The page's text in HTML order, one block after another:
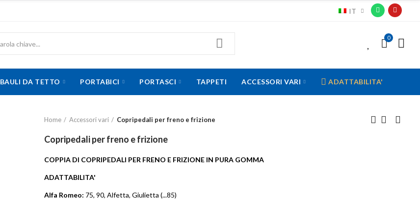
IT
0
BAULI DA TETTO PORTABICI PORTASCI TAPPETI ACCESSORI VARI ADATTABILITA'
Home Accessori vari Copripedali per freno e frizione
Copripedali per freno e frizione
COPPIA DI COPRIPEDALI PER FRENO E FRIZIONE IN PURA GOMMA
ADATTABILITA'
Alfa Romeo: 75, 90, Alfetta, Giulietta (...85)